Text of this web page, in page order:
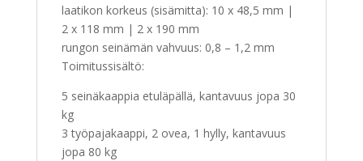
laatikon korkeus (sisämitta): 10 x 48,5 mm |
2 x 118 mm | 2 x 190 mm
rungon seinämän vahvuus: 0,8 – 1,2 mm
Toimitussisältö:
5 seinäkaappia etuläpällä, kantavuus jopa 30
kg
3 työpajakaappi, 2 ovea, 1 hylly, kantavuus
jopa 80 kg